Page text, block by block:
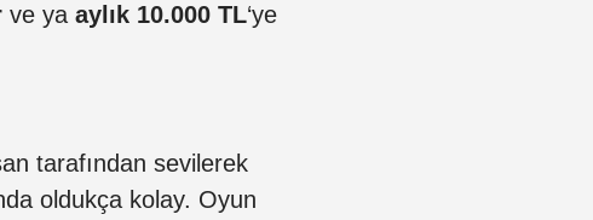
ve ya aylık 10.000 TL‘ye
tarafından sevilerek
oldukça kolay. Oyun